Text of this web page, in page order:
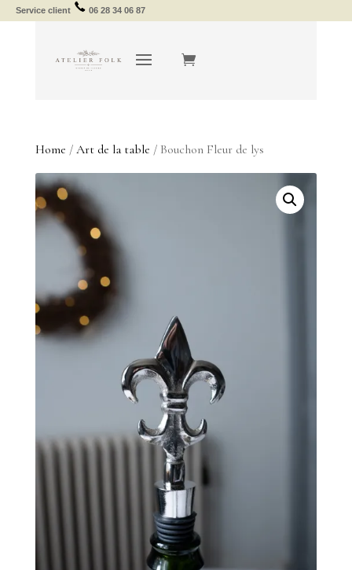
Service client 06 28 34 06 87
Home / Art de la table / Bouchon Fleur de lys